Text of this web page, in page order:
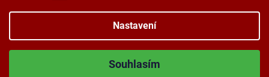
Nastavení
Souhlasím
Copyright 2026Velkoobchodplus.cz. Všechna práva vyhrazena.
Upravit nastavení cookies